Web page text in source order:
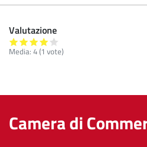
Valutazione
Media: 4(1 vote)
Camera di